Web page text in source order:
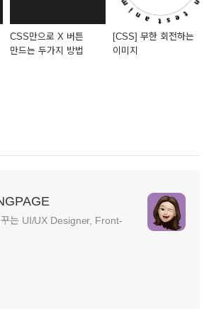
CSS만으로 X 버튼
만드는 두가지 방법
[CSS] 무한 회전하는
이미지
꾸는 UI/UX Designer, Front-